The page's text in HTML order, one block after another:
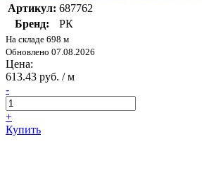
Артикул: 687762
Бренд:
РК
На складе 698 м
Обновлено 07.08.2026
Цена:
613.43 руб. / м
-
+
Купить